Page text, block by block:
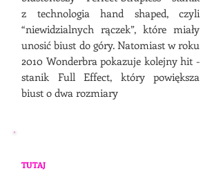
z technologia hand shaped, czyli
“niewidzialnych rączek”, które miały
unosić biust do góry. Natomiast w roku
2010 Wonderbra pokazuje kolejny hit -
stanik Full Effect, który powiększa
biust o dwa rozmiary
TUTAJ